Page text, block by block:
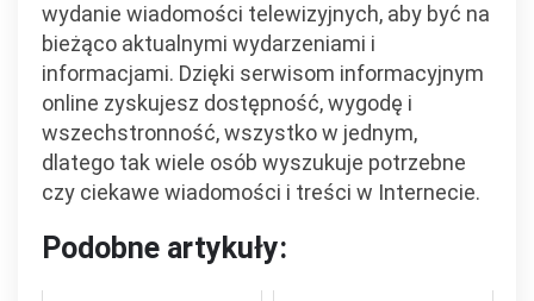
wydanie wiadomości telewizyjnych, aby być na
bieżąco aktualnymi wydarzeniami i
informacjami. Dzięki serwisom informacyjnym
online zyskujesz dostępność, wygodę i
wszechstronność, wszystko w jednym,
dlatego tak wiele osób wyszukuje potrzebne
czy ciekawe wiadomości i treści w Internecie.
Podobne artykuły: